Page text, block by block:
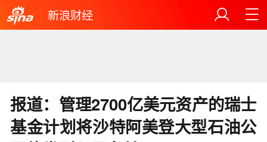
新浪财经
报道：管理2700亿美元资产的瑞士
基金计划将沙特阿美登大型石油公